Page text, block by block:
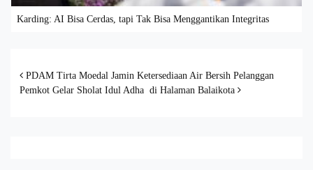
Karding: AI Bisa Cerdas, tapi Tak Bisa Menggantikan Integritas
Post navigation
PDAM Tirta Moedal Jamin Ketersediaan Air Bersih Pelanggan
Pemkot Gelar Sholat Idul Adha di Halaman Balaikota